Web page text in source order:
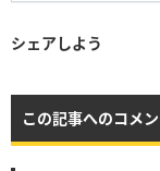
シェアしよう
この記事へのコメ